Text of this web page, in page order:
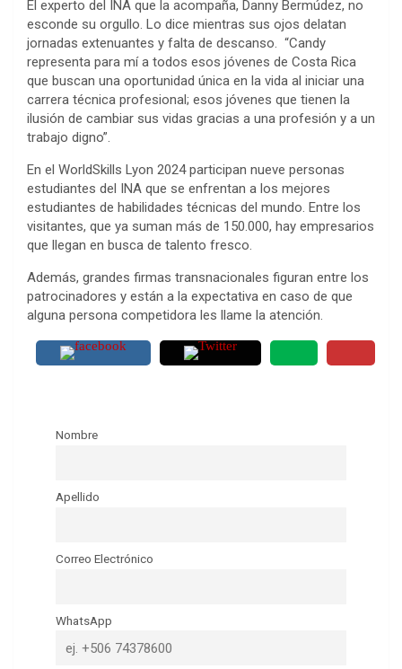
El experto del INA que la acompaña, Danny Bermúdez, no
esconde su orgullo. Lo dice mientras sus ojos delatan
jornadas extenuantes y falta de descanso. “Candy
representa para mí a todos esos jóvenes de Costa Rica
que buscan una oportunidad única en la vida al iniciar una
carrera técnica profesional; esos jóvenes que tienen la
ilusión de cambiar sus vidas gracias a una profesión y a un
trabajo digno”.
En el WorldSkills Lyon 2024 participan nueve personas
estudiantes del INA que se enfrentan a los mejores
estudiantes de habilidades técnicas del mundo. Entre los
visitantes, que ya suman más de 150.000, hay empresarios
que llegan en busca de talento fresco.
Además, grandes firmas transnacionales figuran entre los
patrocinadores y están a la expectativa en caso de que
alguna persona competidora les llame la atención.
Nombre
Apellido
Correo Electrónico
WhatsApp